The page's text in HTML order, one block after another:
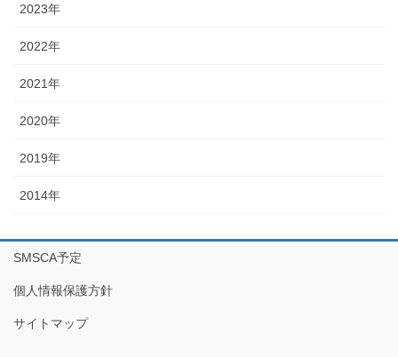
2023年
2022年
2021年
2020年
2019年
2014年
SMSCA予定
個人情報保護方針
サイトマップ